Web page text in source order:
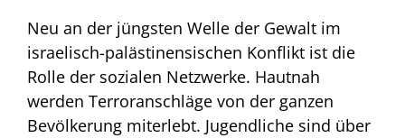
Neu an der jüngsten Welle der Gewalt im
israelisch-palästinensischen Konflikt ist die
Rolle der sozialen Netzwerke. Hautnah
werden Terroranschläge von der ganzen
Bevölkerung miterlebt. Jugendliche sind über